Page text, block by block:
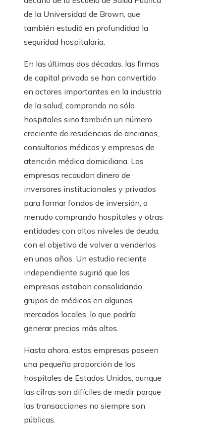
de la Universidad de Brown, que
también estudió en profundidad la
seguridad hospitalaria.
En las últimas dos décadas, las firmas
de capital privado se han convertido
en actores importantes en la industria
de la salud, comprando no sólo
hospitales sino también un número
creciente de residencias de ancianos,
consultorios médicos y empresas de
atención médica domiciliaria. Las
empresas recaudan dinero de
inversores institucionales y privados
para formar fondos de inversión, a
menudo comprando hospitales y otras
entidades con altos niveles de deuda,
con el objetivo de volver a venderlos
en unos años. Un estudio reciente
independiente sugirió que las
empresas estaban consolidando
grupos de médicos en algunos
mercados locales, lo que podría
generar precios más altos.
Hasta ahora, estas empresas poseen
una pequeña proporción de los
hospitales de Estados Unidos, aunque
las cifras son difíciles de medir porque
las transacciones no siempre son
públicas.